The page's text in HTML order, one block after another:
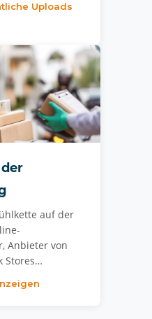
Uploads
auf der
Anbieter von
Stores…